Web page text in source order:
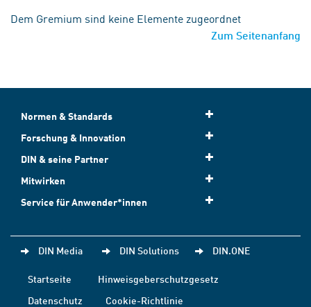
Dem Gremium sind keine Elemente zugeordnet
Zum Seitenanfang
Normen & Standards
Forschung & Innovation
DIN & seine Partner
Mitwirken
Service für Anwender*innen
DIN Media DIN Solutions DIN.ONE
Startseite
Hinweisgeberschutzgesetz
Datenschutz
Cookie-Richtlinie